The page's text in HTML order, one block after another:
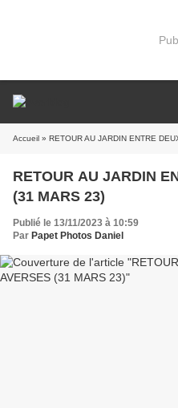
Accueil » RETOUR AU JARDIN ENTRE
RETOUR AU JARDIN
(31 MARS 23)
Publié le 13/11/2023 à 10:59
Par Papet Photos Daniel